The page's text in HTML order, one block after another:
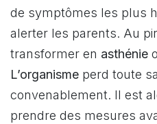
de symptômes les plus
alerter les parents. Au
transformer en asthénie
L’organisme perd toute
convenablement. Il est
prendre des mesures